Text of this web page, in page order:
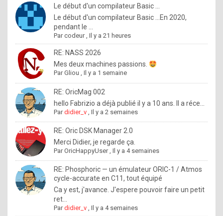
m
a
d
b
y
o
l
e
x
.
I
f
y
Le début d'un compilateur Basic ...
Le début d'un compilateur Basic ...En 2020,
pendant le ...
Parcodeur,Il y a 21 heures
RE: NASS 2026
Mes deux machines passions.
ParGliou ,Il y a 1 semaine
RE: OricMag 002
hello Fabrizio a déjà publié il y a 10 ans. Il a réce...
Pardidier_v ,Il y a 2 semaines
RE: Oric DSK Manager 2.0
Merci Didier, je regarde ça.
ParOricHappyUser,Il y a 4 semaines
RE: Phosphoric — un émulateur ORIC-1 / Atmos
cycle-accurate en C11, tout équipé
Ca y est, j'avance. J'espere pouvoir faire un petit
ret...
Pardidier_v ,Il y a 4 semaines